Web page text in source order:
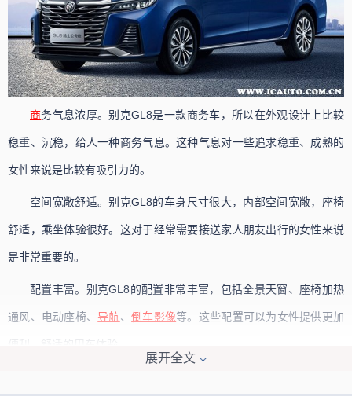
商务气息浓厚。别克GL8是一款商务车，所以在外观设计上比较
稳重、沉稳，给人一种商务气息。这种气息对一些追求稳重、成熟的
女性来说是比较有吸引力的。
空间宽敞舒适。别克GL8的车身尺寸很大，内部空间宽敞，座椅
舒适，乘坐体验很好。这对于经常需要接送家人朋友出行的女性来说
是非常重要的。
配置丰富。别克GL8的配置非常丰富，包括全景天窗、座椅加热
通风、电动座椅、 导航、倒车影像等。这些配置可以为女性提供更加
展开全文